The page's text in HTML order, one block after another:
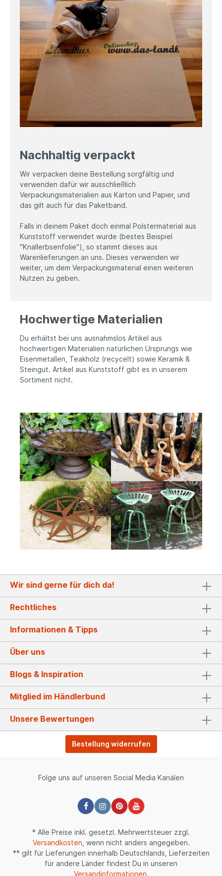
Nachhaltig verpackt
Wir verpacken deine Bestellung sorgfältig und
verwenden dafür wir ausschließlich
Verpackungsmaterialien aus Karton und Papier, und
das gilt auch für das Paketband.
Falls in deinem Paket doch einmal Polstermaterial aus
Kunststoff verwendet wurde (bestes Beispiel
"Knallerbsenfolie"), so stammt dieses aus
Warenlieferungen an uns. Dieses verwenden wir
weiter, um dem Verpackungsmaterial einen weiteren
Nutzen zu geben.
Hochwertige Materialien
Du erhältst bei uns ausnahmslos Artikel aus
hochwertigen Materialien natürlichen Ursprungs wie
Eisenmetallen, Teakholz (recycelt) sowie Keramik &
Steingut. Artikel aus Kunststoff gibt es in unserem
Sortiment nicht.
Wir sind gerne für dich da!
Rechtliches
Informationen & Tipps
Über uns
Blogs & Inspiration
Mitglied im Händlerbund
Unsere Bewertungen
Bestellung widerrufen
Folge uns auf unseren Social Media Kanälen
* Alle Preise inkl. gesetzl. Mehrwertsteuer zzgl.
Versandkosten , wenn nicht anders angegeben.
** gilt für Lieferungen innerhalb Deutschlands, Lieferzeiten
für andere Länder findest Du in unseren
Versandinformationen.